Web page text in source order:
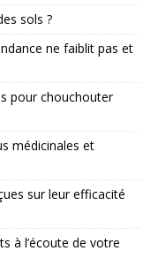
sols ?
ne faiblit pas et
pour chouchouter
médicinales et
sur leur efficacité
à l’écoute de votre